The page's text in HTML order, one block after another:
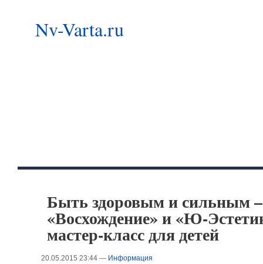
Nv-Varta.ru
Быть здоровым и сильным
«Восхождение» и «Ю-
мастер-класс для детей
20.05.2015 23:44 — Информация